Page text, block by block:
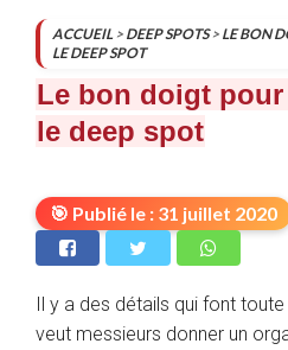
ACCUEIL > DEEP SPOTS> LE BON
LE DEEP SPOT
Le bon doigt
le deep spot
🎯 Publié le : 31 juillet 2020
Il y a des détails qui font
veut messieurs donner un